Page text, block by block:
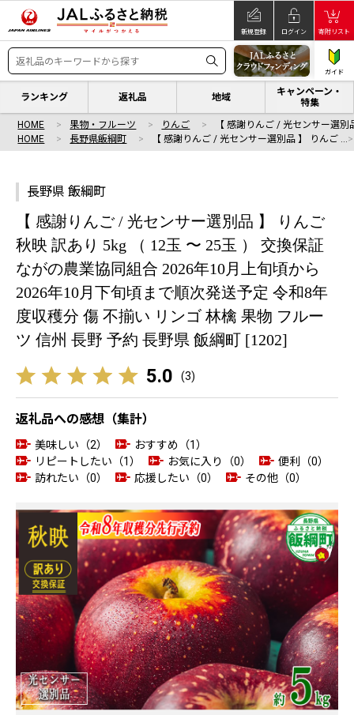
新規登録 ログイン 寄附リスト
ガイド
ランキング 返礼品 地域
キャンペーン・
特集
HOME 果物・フルーツ りんご
【 感謝りんご / 光センサー選
HOME
長野県飯綱町 【 感謝りんご / 光センサー選別品 】 りんご …
長野県 飯綱町
【 感謝りんご / 光センサー選別品 】 りんご
秋映 訳あり 5kg （ 12玉 〜 25玉 ） 交換保証
ながの農業協同組合 2026年10月上旬頃から
2026年10月下旬頃まで順次発送予定 令和8年
度収穫分 傷 不揃い リンゴ 林檎 果物 フルー
ツ 信州 長野 予約 長野県 飯綱町 [1202]
5.0 (3)
返礼品への感想（集計）
美味しい（2）
おすすめ（1）
リピートしたい（1）
お気に入り（0）
便利（0）
訪れたい（0）
応援したい（0） その他（0）